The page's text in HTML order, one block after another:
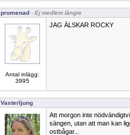
promenad - Ej medlem längre
Antal inlägg:
3995
JAG ÄLSKAR ROCKY
Vasterljung
Att morgon inte
sängen, utan att man kan
ostbågar...